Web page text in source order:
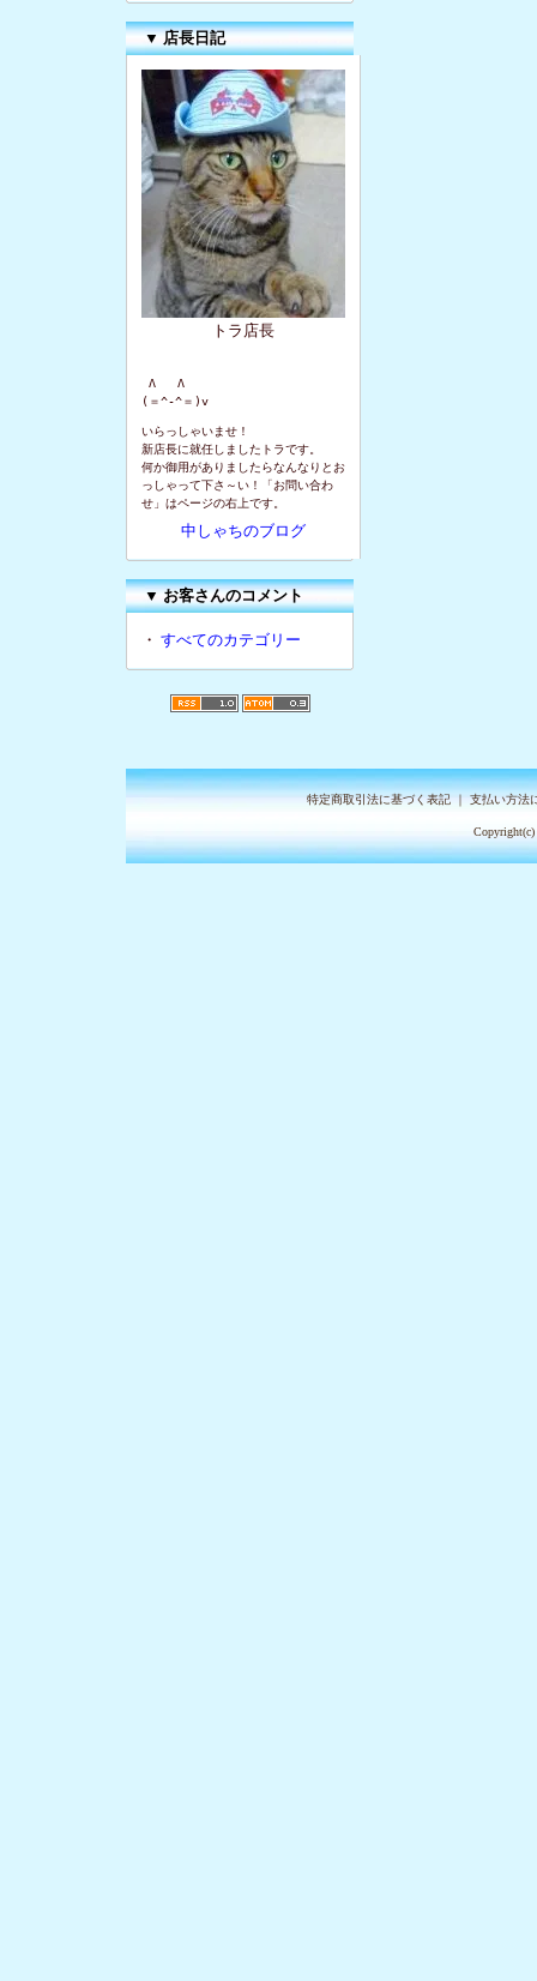
▼ 店長日記
トラ店長
Λ   Λ
(＝^-^＝)v
いらっしゃいませ！
新店長に就任しましたトラです。
何か御用がありましたらなんなりとお
っしゃって下さ～い！「お問い合わ
せ」はページの右上です。
中しゃちのブログ
▼お客さんのコメント
・ すべてのカテゴリー
特定商取引法に基づく表記｜支払い方法